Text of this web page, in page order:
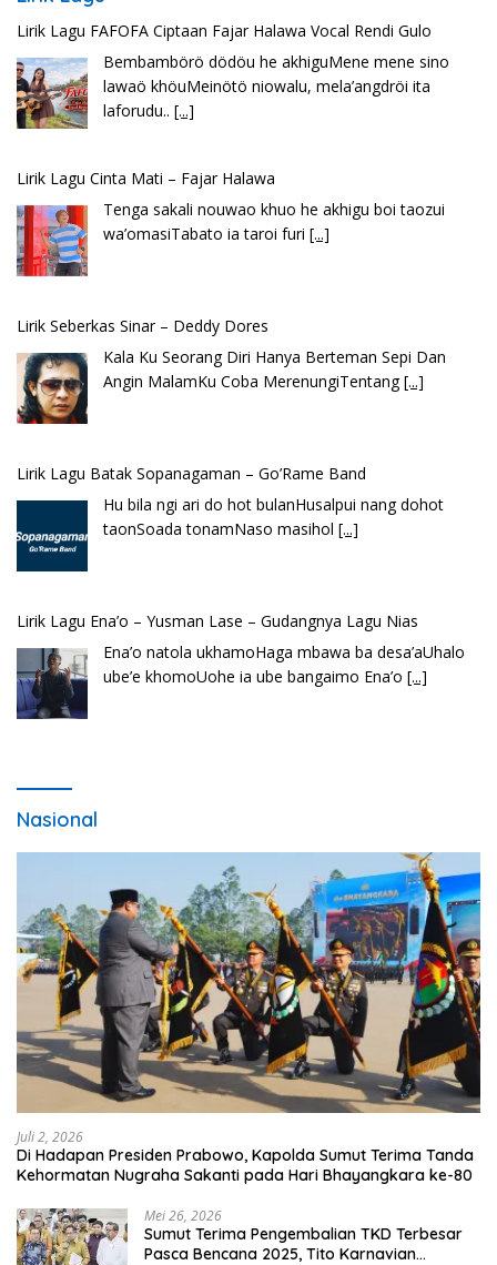
Lirik Lagu Cinta Mati – Fajar Halawa
Tenga sakali nouwao khuo he akhigu boi taozui
wa’omasiTabato ia taroi furi[...]
Lirik Seberkas Sinar – Deddy Dores
Kala Ku Seorang Diri Hanya Berteman Sepi Dan
Angin MalamKu Coba MerenungiTentang
Lirik Lagu Batak Sopanagaman – Go’Rame Band
Hu bila ngi ari do hot bulanHusalpui nang dohot
taonSoada tonamNaso masihol[...]
Lirik Lagu Ena’o – Yusman Lase – Gudangnya Lagu Nias
Ena’o natola ukhamoHaga mbawa ba desa’aUhalo
ube’e khomoUohe ia ube bangaimo Ena’o
Lirik Lagu FAFOFA Ciptaan Fajar Halawa Vocal Rendi Gulo
Bembambörö dödöu he akhiguMene mene sino
lawaö khöuMeinötö niowalu, mela’angdröi ita
Nasional
Juli 2, 2026
Di Hadapan Presiden Prabowo, Kapolda Sumut Terima Tanda
Kehormatan Nugraha Sakanti pada Hari Bhayangkara ke-80
Mei 26, 2026
Sumut Terima Pengembalian TKD Terbesar
Pasca Bencana 2025, Tito Karnavian